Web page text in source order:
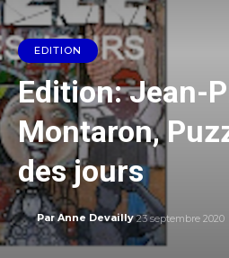
EDITION
Edition: Jean-
Montaron,
des jours
Par Anne Devailly 23 septembre 2020